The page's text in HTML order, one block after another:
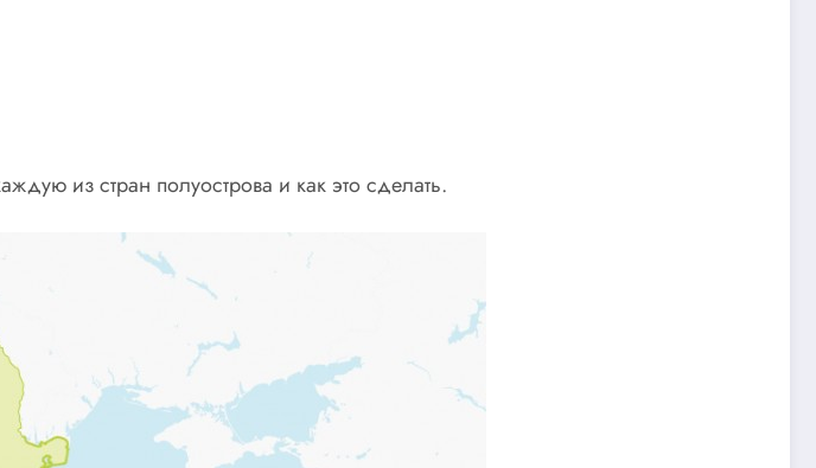
из стран полуострова и как это сделать.